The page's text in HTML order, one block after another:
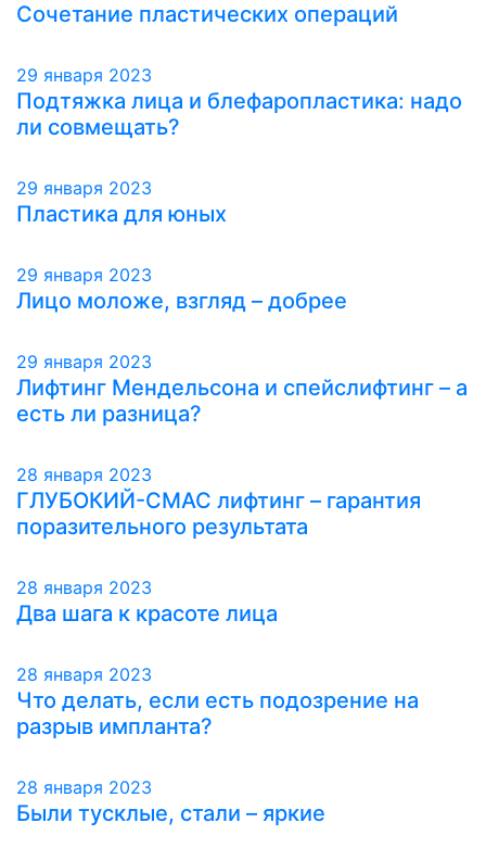
Сочетание пластических операций
29 января 2023
Подтяжка лица и блефаропластика: надо
ли совмещать?
29 января 2023
Пластика для юных
29 января 2023
Лицо моложе, взгляд – добрее
29 января 2023
Лифтинг Мендельсона и спейслифтинг – а
есть ли разница?
28 января 2023
ГЛУБОКИЙ-СМАС лифтинг – гарантия
поразительного результата
28 января 2023
Два шага к красоте лица
28 января 2023
Что делать, если есть подозрение на
разрыв импланта?
28 января 2023
Были тусклые, стали – яркие